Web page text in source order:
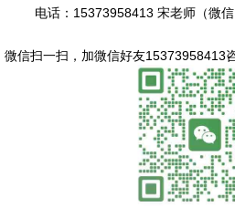
电话：15373958413 宋老师（微信
微信扫一扫， 加微信好友15373958413